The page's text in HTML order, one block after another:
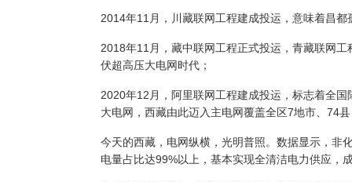
2014年11月，川藏联网工程建成投运，意味着昌都
2018年11月，藏中联网工程正式投运，青藏联网
伏超高压大电网时代；
2020年12月，阿里联网工程建成投运，标志着全
大电网，西藏由此迈入主电网覆盖全区7地市、74
今天的西藏，电网纵横，光明普照。数据显示，非
电量占比达99%以上，基本实现全清洁电力供应，